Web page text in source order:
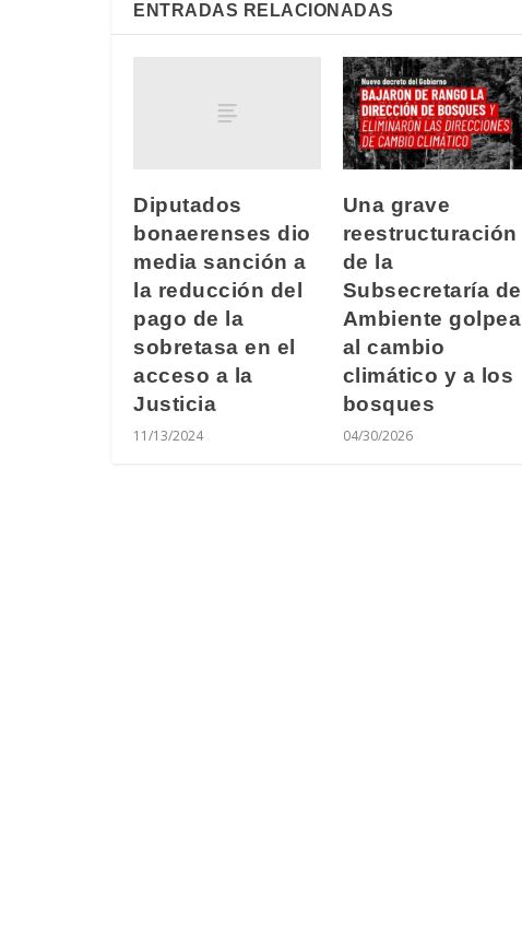
ENTRADAS RELACIONADAS
Diputados
bonaerenses dio
media sanción a
la reducción del
pago de la
sobretasa en el
acceso a la
Justicia
11/13/2024
Una grave
reestructuración
de la
Subsecretaría de
Ambiente golpea
al cambio
climático y a los
bosques
04/30/2026